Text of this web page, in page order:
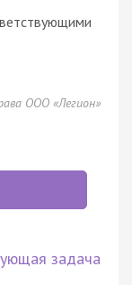
ООО «Легион»
задача